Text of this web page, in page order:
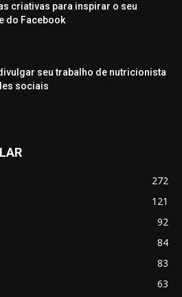
criativas para inspirar o seu
do Facebook
seu trabalho de nutricionista
sociais
272
121
92
84
83
63